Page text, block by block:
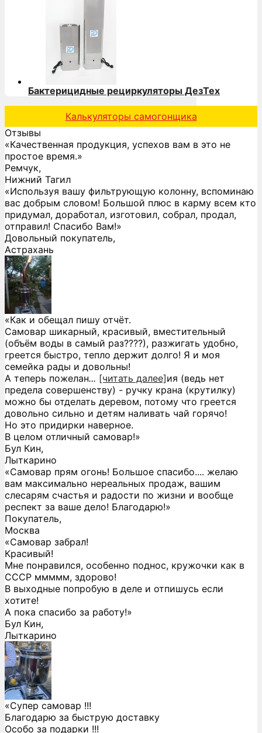
Бактерицидные рециркуляторы ДезТех
Калькуляторы самогонщика
Отзывы
«Качественная продукция, успехов вам в это не
простое время.»
Ремчук,
Нижний Тагил
«Используя вашу фильтрующую колонну, вспоминаю
вас добрым словом! Большой плюс в карму всем кто
придумал, доработал, изготовил, собрал, продал,
отправил! Спасибо Вам!»
Довольный покупатель,
Астрахань
«Как и обещал пишу отчёт.
Самовар шикарный, красивый, вместительный
(объём воды в самый раз????), разжигать удобно,
греется быстро, тепло держит долго! Я и моя
семейка рады и довольны!
А теперь пожелан... [читать далее]ия (ведь нет
предела совершенству) - ручку крана (крутилку)
можно бы отделать деревом, потому что греется
довольно сильно и детям наливать чай горячо!
Но это придирки наверное.
В целом отличный самовар!»
Бул Кин,
Лыткарино
«Самовар прям огонь! Большое спасибо.... желаю
вам максимально нереальных продаж, вашим
слесарям счастья и радости по жизни и вообще
респект за ваше дело! Благодарю!»
Покупатель,
Москва
«Самовар забрал!
Красивый!
Мне понравился, особенно поднос, кружочки как в
СССР ммммм, здорово!
В выходные попробую в деле и отпишусь если
хотите!
А пока спасибо за работу!»
Бул Кин,
Лыткарино
«Супер самовар !!!
Благодарю за быструю доставку
Особо за подарки !!!